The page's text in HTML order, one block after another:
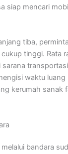
siap mencari
tiba,
tinggi. Rata
sarana
waktu luang
kerumah sanak
bandara